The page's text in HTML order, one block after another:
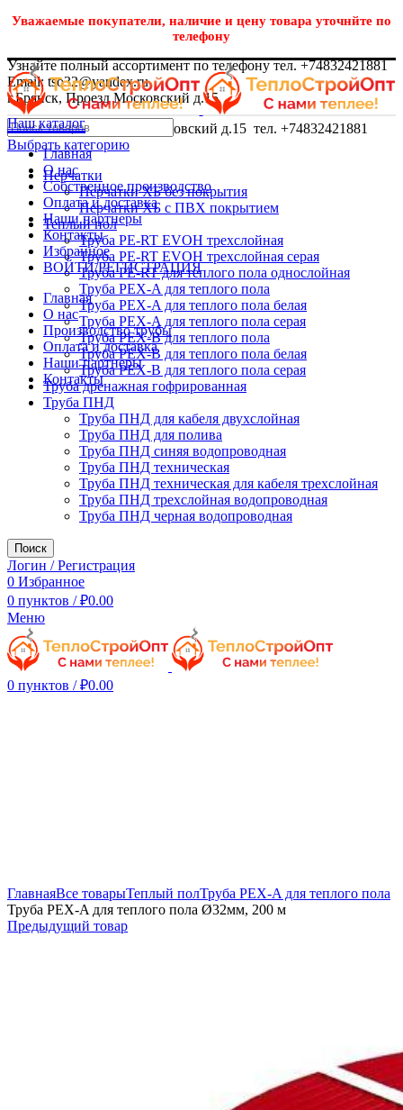
Уважаемые покупатели, наличие и цену товара уточнйте по
телефону
Узнайте полный ассортимент по телефону тел. +74832421881
Email: tso32@yandex.ru
г.Брянск, Проезд Московский д.15
г.Брянск, Проезд Московский д.15 тел. +74832421881
Выбрать категорию
Перчатки
Перчатки ХБ без покрытия
Перчатки ХБ с ПВХ покрытием
Теплый пол
Труба PE-RT EVOH трехслойная
Труба PE-RT EVOH трехслойная серая
Труба PE-RT для теплого пола однослойная
Труба PEX-A для теплого пола
Труба PEX-A для теплого пола белая
Труба PEX-A для теплого пола серая
Труба PEX-B для теплого пола
Труба PEX-B для теплого пола белая
Труба PEX-B для теплого пола серая
Труба дренажная гофрированная
Труба ПНД
Труба ПНД для кабеля двухслойная
Труба ПНД для полива
Труба ПНД синяя водопроводная
Труба ПНД техническая
Труба ПНД техническая для кабеля трехслойная
Труба ПНД трехслойная водопроводная
Труба ПНД черная водопроводная
Поиск
Логин / Регистрация
0 Избранное
0 пунктов / ₽0.00
Меню
0 пунктов / ₽0.00
Наш каталог
Главная
О нас
Собственное производство
Оплата и доставка
Наши партнеры
Контакты
Избранное
ВОЙТИ/РЕГИСТРАЦИЯ
Главная
О нас
Производство трубы
Оплата и доставка
Наши партнеры
Контакты
ГлавнаяВсе товарыТеплый полТруба PEX-A для теплого пола
Труба PEX-A для теплого пола Ø32мм, 200 м
Предыдущий товар